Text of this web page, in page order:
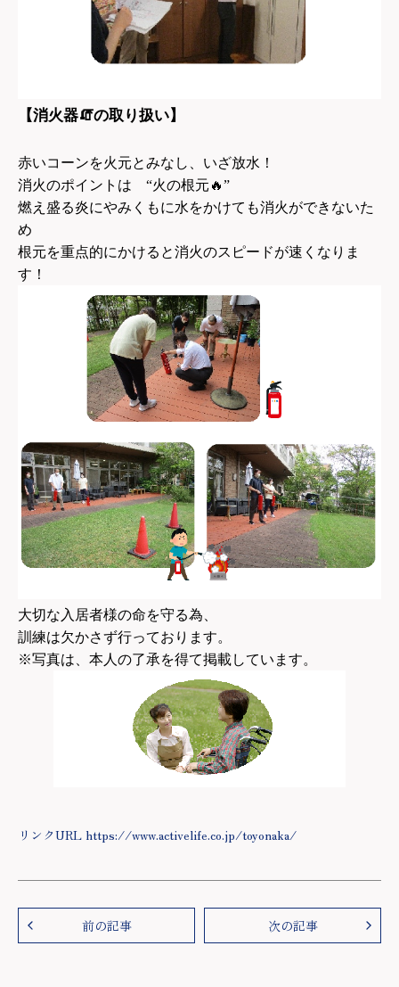
【消火器🧯の取り扱い】
赤いコーンを火元とみなし、いざ放水！
消火のポイントは “火の根元 🔥”
燃え盛る炎にやみくもに水をかけても消火ができないた
め
根元を重点的にかけると消火のスピードが速くなりま
す！
大切な入居者様の命を守る為、
訓練は欠かさず行っております。
※写真は、本人の了承を得て掲載しています。
リンクURL https://www.activelife.co.jp/toyonaka/
前の記事 次の記事